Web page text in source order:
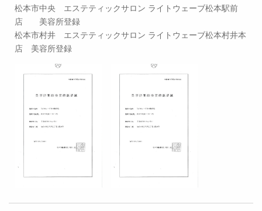
松本市中央 エステティックサロン ライトウェーブ松本駅前
店 美容所登録
松本市村井 エステティックサロン ライトウェーブ松本村井本
店 美容所登録